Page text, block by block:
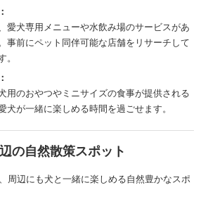
愛犬専用メニューや水飲み場のサービスがあ
事前にペット同伴可能な店舗をリサーチして
用のおやつやミニサイズの食事が提供される
犬が一緒に楽しめる時間を過ごせます。
の自然散策スポット
周辺にも犬と一緒に楽しめる自然豊かなスポ